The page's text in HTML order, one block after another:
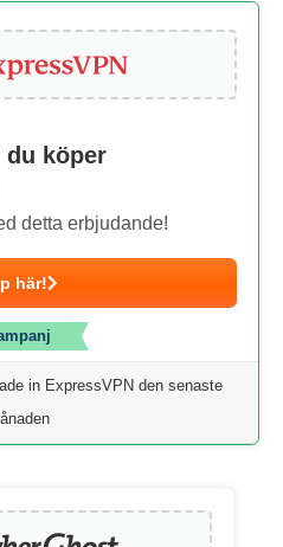
du köper
detta erbjudande!
här!
in ExpressVPN den senaste